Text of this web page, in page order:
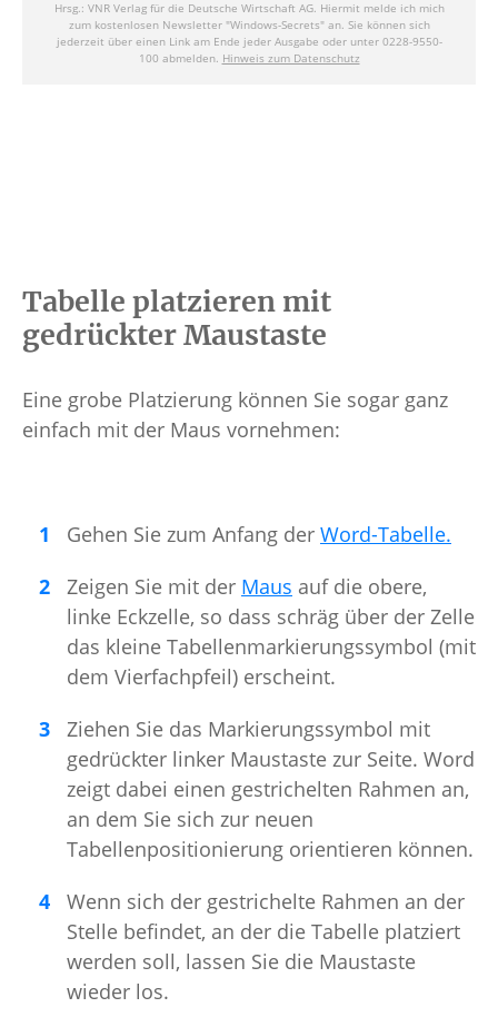
Tabelle platzieren mit
gedrückter Maustaste
Eine grobe Platzierung können Sie sogar ganz
einfach mit der Maus vornehmen:
Gehen Sie zum Anfang der Word-Tabelle.
Zeigen Sie mit der Maus auf die obere,
linke Eckzelle, so dass schräg über der Zelle
das kleine Tabellenmarkierungssymbol (mit
dem Vierfachpfeil) erscheint.
Ziehen Sie das Markierungssymbol mit
gedrückter linker Maustaste zur Seite. Word
zeigt dabei einen gestrichelten Rahmen an,
an dem Sie sich zur neuen
Tabellenpositionierung orientieren können.
Wenn sich der gestrichelte Rahmen an der
Stelle befindet, an der die Tabelle platziert
werden soll, lassen Sie die Maustaste
wieder los.